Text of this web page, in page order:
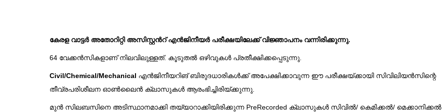
കേരള വാട്ടർ അതോറിറ്റി അസിസ്റ്റൻറ് എൻജിനീയർ പരീക്ഷയിലേക്ക് വിജ്ഞാപനം വന്നിരിക്കുന്നു.
64 വേക്കൻസികളാണ് നിലവിലുള്ളത്. കൂടുതൽ ഒഴിവുകൾ പ്രതീക്ഷിക്കപ്പെടുന്നു.
Civil/Chemical/Mechanical എൻജിനീയറിങ് ബിരുദധാരികൾക്ക് അപേക്ഷിക്കാവുന്ന ഈ പരീക്ഷയ്ക്കായി സിവിലിയൻസിന്റെ
തീവ്രപരിശീലന ഓൺലൈൻ ക്ലാസുകൾ ആരംഭിച്ചിരിയ്ക്കുന്നു.
മുൻ സിലബസിനെ അടിസ്ഥാനമാക്കി തയ്യാറാക്കിയിരിക്കുന്ന PreRecorded ക്ലാസുകൾ സിവിൽ/ കെമിക്കൽ/ മെക്കാനിക്കൽ